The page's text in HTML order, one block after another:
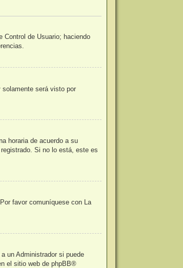
de Usuario; haciendo
solamente será visto por
horaria de acuerdo a su
Si no lo está, este es
favor comuníquese con La
un Administrador si puede
el sitio web de phpBB®